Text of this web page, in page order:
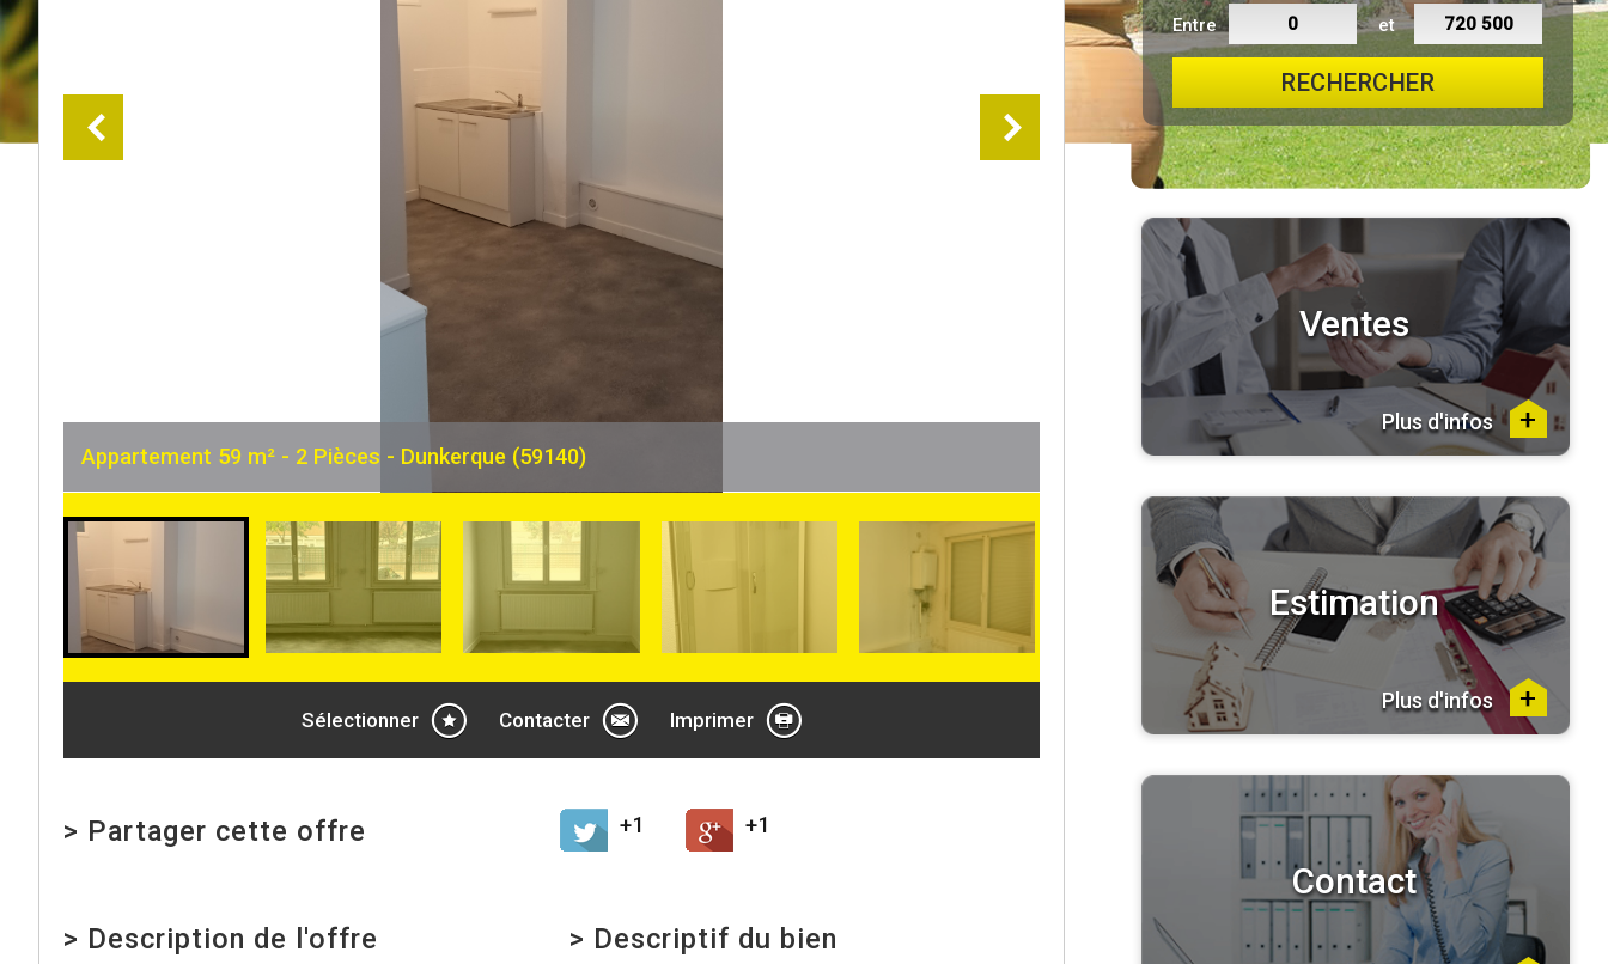
Entre et
RECHERCHER
Appartement 59 m² - 2 Pièces - Dunkerque (59140)
Sélectionner Contacter Imprimer
> Partager cette offre +1 +1
> Description de l'offre > Descriptif du bien
Ventes
Plus d'infos
Estimation
Plus d'infos
Contact